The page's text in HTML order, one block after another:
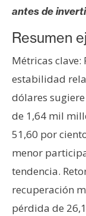
s
N
o
a
s
d
e
P
r
e
n
antes de
Resumen
Métricas
estabilidad
dólares
de 1,64 mil
51,60 por
menor
tendencia.
recuperación
pérdida de